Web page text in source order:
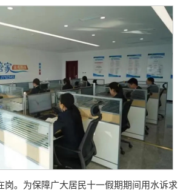
岗。为保障广大居民十一假期期间用水诉求